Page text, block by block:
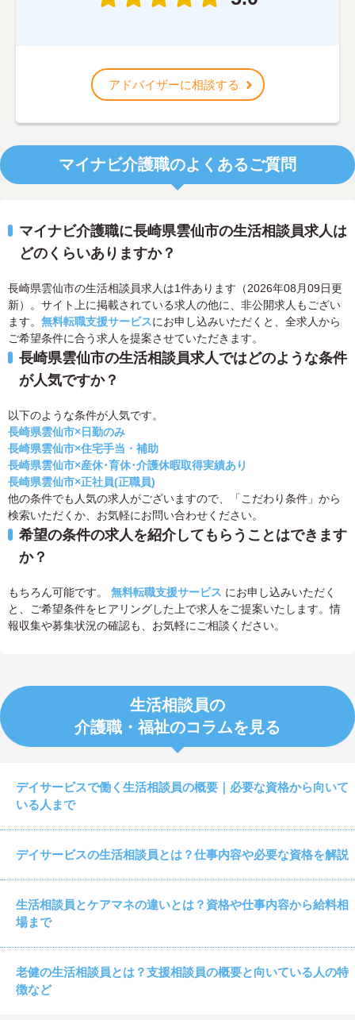
アドバイザーに相談する
マイナビ介護職のよくあるご質問
マイナビ介護職に長崎県雲仙市の生活相談員求人は
どのくらいありますか？
長崎県雲仙市の生活相談員求人は1件あります（2026年08月09日更
新）。サイト上に掲載されている求人の他に、非公開求人もござい
ます。 無料転職支援サービスにお申し込みいただくと、全求人から
ご希望条件に合う求人を提案させていただきます。
長崎県雲仙市の生活相談員求人ではどのような条件
が人気ですか？
以下のような条件が人気です。
長崎県雲仙市×日勤のみ
長崎県雲仙市×住宅手当・補助
長崎県雲仙市×産休･育休･介護休暇取得実績あり
長崎県雲仙市×正社員(正職員)
他の条件でも人気の求人がございますので、「こだわり条件」から
検索いただくか、お気軽にお問い合わせください。
希望の条件の求人を紹介してもらうことはできます
か？
もちろん可能です。 無料転職支援サービス にお申し込みいただく
と、ご希望条件をヒアリングした上で求人をご提案いたします。情
報収集や募集状況の確認も、お気軽にご相談ください。
生活相談員の
介護職・福祉のコラムを見る
デイサービスで働く生活相談員の概要｜必要な資格から向いて
いる人まで
デイサービスの生活相談員とは？仕事内容や必要な資格を解説
生活相談員とケアマネの違いとは？資格や仕事内容から給料相
場まで
老健の生活相談員とは？支援相談員の概要と向いている人の特
徴など